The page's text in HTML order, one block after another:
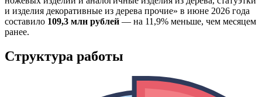
и изделия декоративные из дерева прочие» в июне 2026 года
составило 109,3 млн рублей — на 11,9% меньше, чем месяцем
ранее.
Структура работы